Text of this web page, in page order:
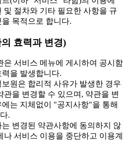
및 절차와 기타 필요한 사항을 규
을 목적으로 합니다.
효력과 변경)
서비스 메뉴에 게시하여 공시함
력을 발생합니다.
원은 합리적 사유가 발생한 경우
관을 변경할 수 있으며, 약관을 변
에는 지체없이 "공지사항"을 통해
.
변경된 약관사항에 동의하지 않
나 서비스 이용을 중단하고 이용계